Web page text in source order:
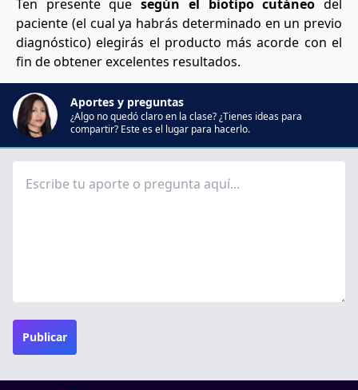
Ten presente quesegún el biotipo cutáneodel
paciente (el cual ya habrás determinado en un previo
diagnóstico) elegirás el producto más acorde con el
fin de obtener excelentes resultados.
Aportes y preguntas
¿Algo no quedó claro en la clase? ¿Tienes ideas para
compartir? Este es el lugar para hacerlo.
Publicar